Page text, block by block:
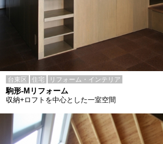
台東区 住宅 リフォーム・インテリア
駒形-Mリフォーム
収納+ロフトを中心とした一室空間